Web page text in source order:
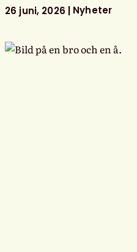
Almedalen
26 juni, 2026 Nyheter